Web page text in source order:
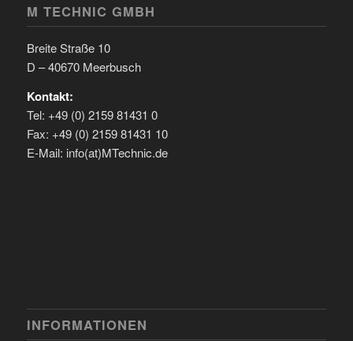
M TECHNIC GMBH
Breite Straße 10
D – 40670 Meerbusch
Kontakt:
Tel: +49 (0) 2159 81431 0
Fax: +49 (0) 2159 81431 10
E-Mail: info(at)MTechnic.de
INFORMATIONEN